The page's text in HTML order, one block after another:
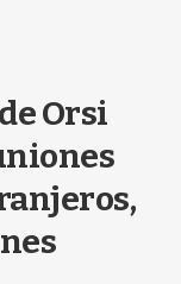
Orsi